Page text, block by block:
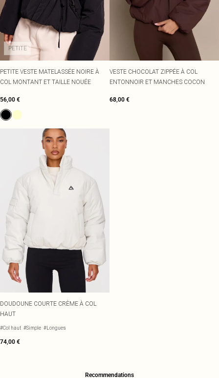
PETITE
PETITE VESTE MATELASSÉE NOIRE À
COL MONTANT ET TAILLE NOUÉE
56,00 €
VESTE CHOCOLAT ZIPPÉE À COL
ENTONNOIR ET MANCHES COCON
68,00 €
DOUDOUNE COURTE CRÈME À COL
HAUT
#Col haut #Simple #Longues
74,00 €
Recommendations